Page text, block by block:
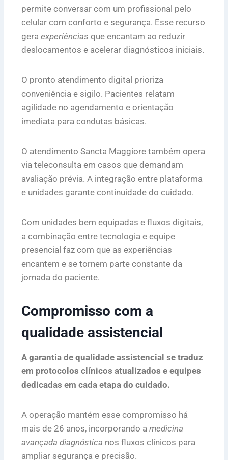
permite conversar com um profissional pelo
celular com conforto e segurança. Esse recurso
gera experiências que encantam ao reduzir
deslocamentos e acelerar diagnósticos iniciais.
O pronto atendimento digital prioriza
conveniência e sigilo. Pacientes relatam
agilidade no agendamento e orientação
imediata para condutas básicas.
O atendimento Sancta Maggiore também opera
via teleconsulta em casos que demandam
avaliação prévia. A integração entre plataforma
e unidades garante continuidade do cuidado.
Com unidades bem equipadas e fluxos digitais,
a combinação entre tecnologia e equipe
presencial faz com que as experiências
encantem e se tornem parte constante da
jornada do paciente.
Compromisso com a
qualidade assistencial
A garantia de qualidade assistencial se traduz
em protocolos clínicos atualizados e equipes
dedicadas em cada etapa do cuidado.
A operação mantém esse compromisso há
mais de 26 anos, incorporando a medicina
avançada diagnóstica nos fluxos clínicos para
ampliar segurança e precisão.